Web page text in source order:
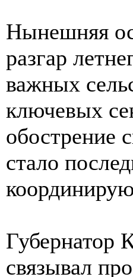
Нынешняя
разгар
важных
ключевых
обострение
стало
Губернатор
связывал